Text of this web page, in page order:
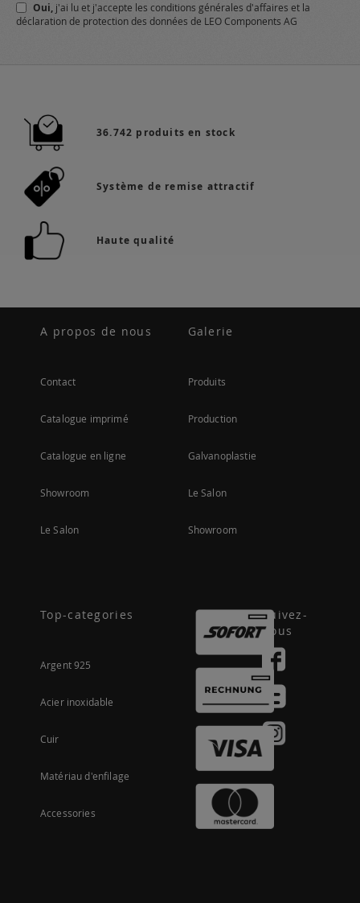
:
Oui, j'ai lu et j'accepte les conditions générales d'affaires et la
déclaration de protection des données de LEO Components AG
36.742 produits en stock
Système de remise attractif
Haute qualité
A propos de nous
Contact
Catalogue imprimé
Catalogue en ligne
Showroom
Le Salon
Galerie
Produits
Production
Galvanoplastie
Le Salon
Showroom
Top-categories
Argent 925
Acier inoxidable
Cuir
Matériau d'enfilage
Accessories
Suivez-
nous